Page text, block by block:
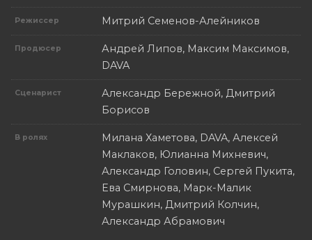
Режиссер Митрий Семенов-Алейников
Продюсер
Андрей Липов, Максим Максимов,
DAVA
Сценарист
Александр Бережной, Дмитрий
Борисов
В ролях
Милана Хаметова, DAVA, Алексей
Маклаков, Юлианна Михневич,
Александр Головин, Сергей Пукита,
Ева Смирнова, Марк-Малик
Мурашкин, Дмитрий Колчин,
Александр Абрамович